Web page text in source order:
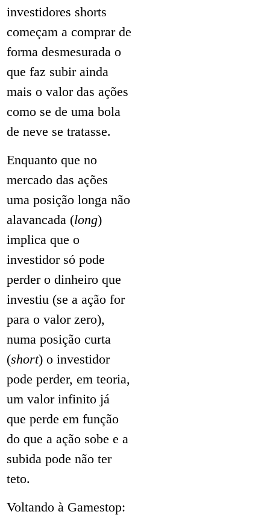
investidores shorts
começam a comprar de
forma desmesurada o
que faz subir ainda
mais o valor das ações
como se de uma bola
de neve se tratasse.
Enquanto que no
mercado das ações
uma posição longa não
alavancada (long)
implica que o
investidor só pode
perder o dinheiro que
investiu (se a ação for
para o valor zero),
numa posição curta
(short) o investidor
pode perder, em teoria,
um valor infinito já
que perde em função
do que a ação sobe e a
subida pode não ter
teto.
Voltando à Gamestop: